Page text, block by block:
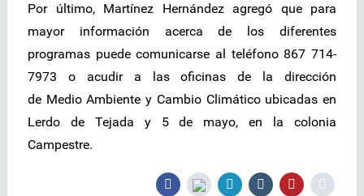
Por último, Martínez Hernández agregó que para
mayor información acerca de los diferentes
programas puede comunicarse al teléfono 867 714-
7973 o acudir a las oficinas de la dirección
de Medio Ambiente y Cambio Climático ubicadas en
Lerdo de Tejada y 5 de mayo, en la colonia
Campestre.